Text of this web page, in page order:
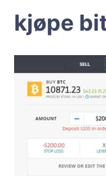
kjøpe